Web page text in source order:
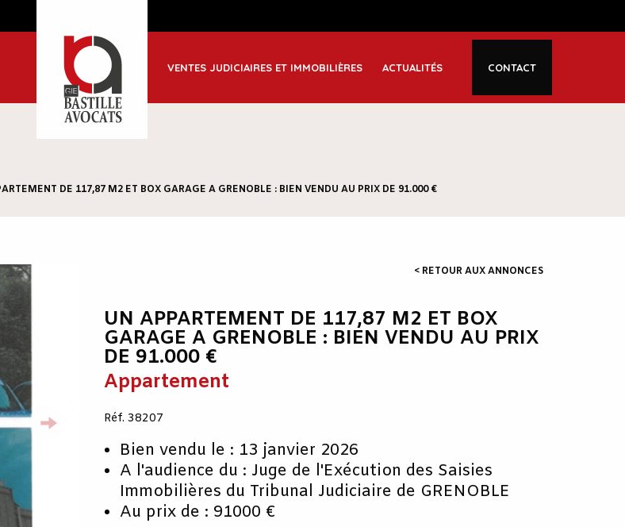
VENTES JUDICIAIRES ET IMMOBILIÈRES ACTUALITÉS CONTACT
DE 117,87 M2 ET BOX GARAGE A GRENOBLE : BIEN VENDU AU PRIX DE 91.000 €
< RETOUR AUX ANNONCES
UN APPARTEMENT DE 117,87 M2 ET BOX
GARAGE A GRENOBLE : BIEN VENDU AU PRIX
DE 91.000 €
Appartement
Réf. 38207
Bien vendu le : 13 janvier 2026
A l'audience du : Juge de l'Exécution des Saisies
Immobilières du Tribunal Judiciaire de GRENOBLE
Au prix de : 91000 €